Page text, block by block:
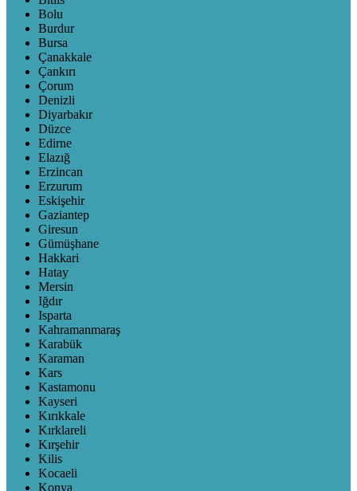
Bolu
Burdur
Bursa
Çanakkale
Çankırı
Çorum
Denizli
Diyarbakır
Düzce
Edirne
Elazığ
Erzincan
Erzurum
Eskişehir
Gaziantep
Giresun
Gümüşhane
Hakkari
Hatay
Mersin
Iğdır
Isparta
Kahramanmaraş
Karabük
Karaman
Kars
Kastamonu
Kayseri
Kırıkkale
Kırklareli
Kırşehir
Kilis
Kocaeli
Konya